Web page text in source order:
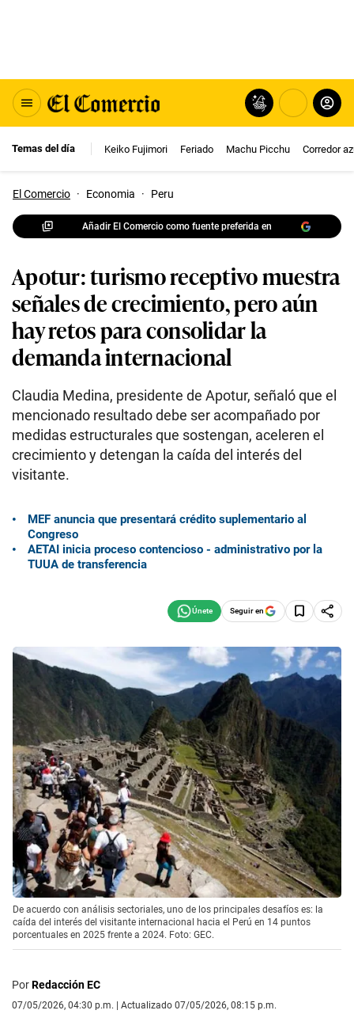
Temas del día Keiko Fujimori Feriado Machu Picchu Corredor
El Comercio · Economia · Peru
Añadir El Comercio como fuente preferida en
Apotur: turismo receptivo muestra
señales de crecimiento, pero aún
hay retos para consolidar la
demanda internacional
Claudia Medina, presidente de Apotur, señaló que el
mencionado resultado debe ser acompañado por
medidas estructurales que sostengan, aceleren el
crecimiento y detengan la caída del interés del
visitante.
MEF anuncia que presentará crédito suplementario al
Congreso
AETAI inicia proceso contencioso - administrativo por la
TUUA de transferencia
Seguir en
De acuerdo con análisis sectoriales, uno de los principales desafíos es: la
caída del interés del visitante internacional hacia el Perú en 14 puntos
porcentuales en 2025 frente a 2024. Foto: GEC.
PorRedacción EC
07/05/2026, 04:30 p.m. | Actualizado 07/05/2026, 08:15 p.m.